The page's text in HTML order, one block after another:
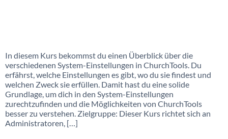
In diesem Kurs bekommst du einen Überblick über die
verschiedenen System-Einstellungen in ChurchTools. Du
erfährst, welche Einstellungen es gibt, wo du sie findest und
welchen Zweck sie erfüllen. Damit hast du eine solide
Grundlage, um dich in den System-Einstellungen
zurechtzufinden und die Möglichkeiten von ChurchTools
besser zu verstehen. Zielgruppe: Dieser Kurs richtet sich an
Administratoren, […]